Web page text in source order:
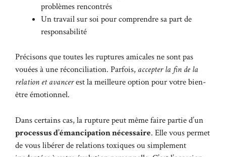
problèmes rencontrés
Un travail sur soi pour comprendre sa part de
responsabilité
Précisons que toutes les ruptures amicales ne sont pas
vouées à une réconciliation. Parfois, accepter la fin de la
relation et avancerest la meilleure option pour votre bien-
être émotionnel.
Dans certains cas, la rupture peut même faire partie d’un
processus d’émancipation nécessaire. Elle vous permet
de vous libérer de relations toxiques ou simplement